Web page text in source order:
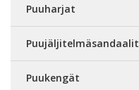
Puuharjat
Puujäljitelmäsandaalit
Puukengät